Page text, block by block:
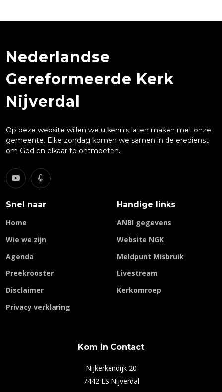
Nederlandse
Gereformeerde Kerk
Nijverdal
Op deze website willen we u kennis laten maken met onze
gemeente. Elke zondag komen we samen in de eredienst
om God en elkaar te ontmoeten.
Snel naar
Home
Wie we zijn
Agenda
Preekrooster
Disclaimer
Privacy verklaring
Handige links
ANBI gegevens
Website NGK
Meldpunt Misbruik
Livestream
Kerkomroep
Kom in Contact
Nijkerkendijk 20
7442 LS Nijverdal